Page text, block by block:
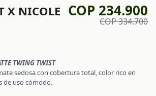
X NICOLE COP 234.900
COP 334.700
TWING TWIST
sedosa con cobertura total, color rico en
de uso cómodo.